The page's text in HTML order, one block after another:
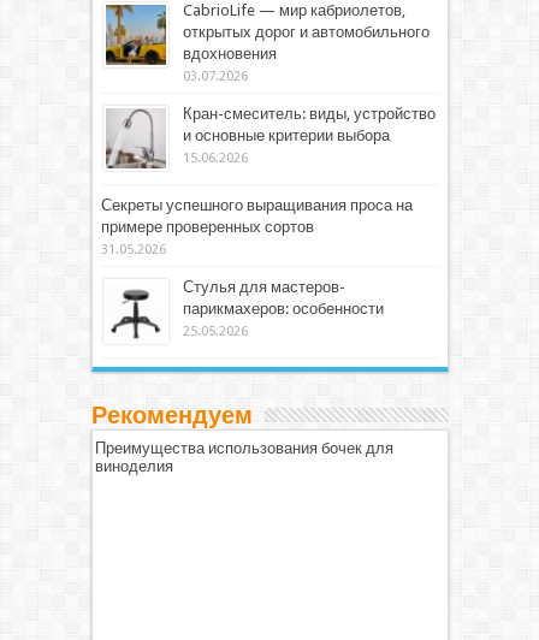
CabrioLife — мир кабриолетов,
открытых дорог и автомобильного
вдохновения
03.07.2026
Кран-смеситель: виды, устройство
и основные критерии выбора
15.06.2026
Секреты успешного выращивания проса на
примере проверенных сортов
31.05.2026
Стулья для мастеров-
парикмахеров: особенности
25.05.2026
Рекомендуем
Преимущества использования бочек для
виноделия